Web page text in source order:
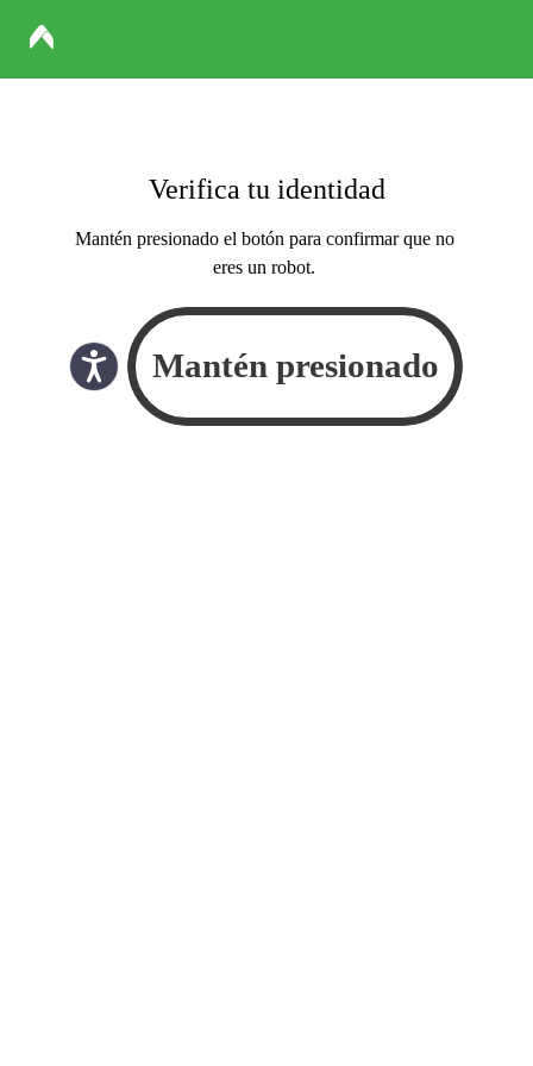
Verifica tu identidad
Mantén presionado el botón para confirmar que no
eres un robot.